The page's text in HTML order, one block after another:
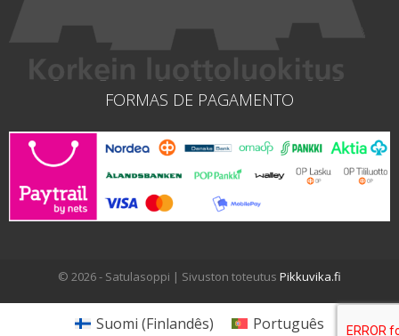
FORMAS DE PAGAMENTO
© 2026 - Satulasoppi | Sivuston toteutus Pikkuvika.fi
Suomi (Finlandês) Português